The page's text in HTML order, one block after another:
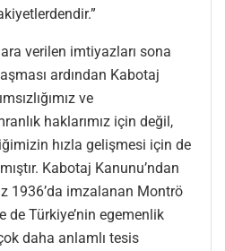
verilen imtiyazları sona
ardından Kabotaj
ve
haklarımız için değil,
hızla gelişmesi için de
Kabotaj Kanunu’ndan
1936’da imzalanan Montrö
de Türkiye’nin egemenlik
daha anlamlı tesis